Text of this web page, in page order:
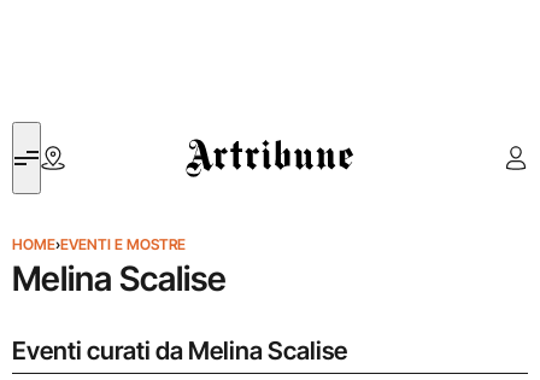
Artribune
HOME›EVENTI E MOSTRE
Melina Scalise
Eventi curati da Melina Scalise